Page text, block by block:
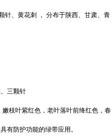
针、黄花刺 ， 分布于陕西、甘肃、青
三颗针
枝叶紫红色，老叶落叶前绛红色，春
有防护功能的绿带应用。